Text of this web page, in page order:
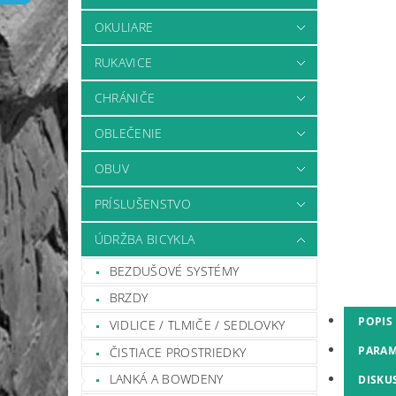
OKULIARE
RUKAVICE
CHRÁNIČE
OBLEČENIE
OBUV
PRÍSLUŠENSTVO
ÚDRŽBA BICYKLA
BEZDUŠOVÉ SYSTÉMY
BRZDY
VIDLICE / TLMIČE / SEDLOVKY
ČISTIACE PROSTRIEDKY
LANKÁ A BOWDENY
POPIS